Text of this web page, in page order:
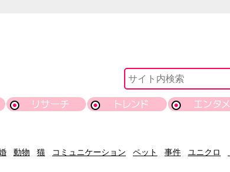
リサーチ トレンド エンタメ
動物 猫 コミュニケーション ペット 事件 ユニクロ